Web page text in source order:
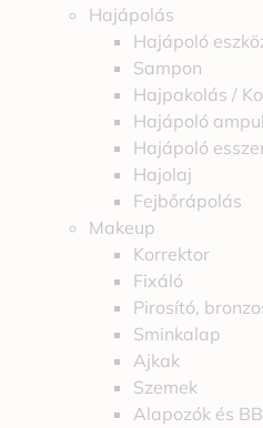
Hajápolás
Hajápoló
Sampon
Hajpakolás /
Hajápoló
Hajápoló
Hajolaj
Fejbőrápolás
Makeup
Korrektor
Fixáló
Pirosító,
Sminkalap
Ajkak
Szemek
Alapozók és